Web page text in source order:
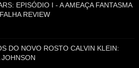
EPISÓDIO I - A AMEAÇA FANTASMA
REVIEW
DO NOVO ROSTO CALVIN KLEIN:
JOHNSON